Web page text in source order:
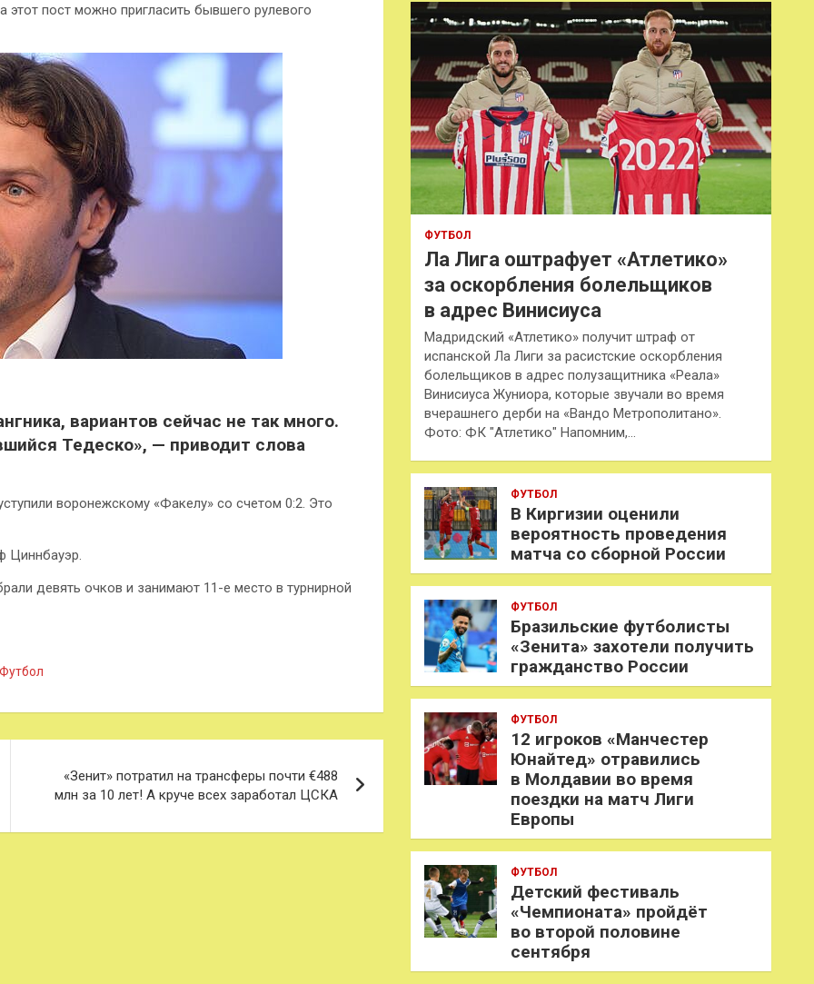
этот пост можно пригласить бывшего рулевого
вариантов сейчас не так много.
Тедеско», — приводит слова
воронежскому «Факелу» со счетом 0:2. Это
Циннбауэр.
девять очков и занимают 11-е место в турнирной
Футбол
«Зенит» потратил на трансферы почти €488
млн за 10 лет! А круче всех заработал ЦСКА
к
ФУТБОЛ
Ла Лига оштрафует «Атлетико»
за оскорбления болельщиков
в адрес Винисиуса
Мадридский «Атлетико» получит штраф от
испанской Ла Лиги за расистские оскорбления
болельщиков в адрес полузащитника «Реала»
Винисиуса Жуниора, которые звучали во время
вчерашнего дерби на «Вандо Метрополитано».
Фото: ФК "Атлетико" Напомним,…
ФУТБОЛ
В Киргизии оценили
вероятность проведения
матча со сборной России
ФУТБОЛ
Бразильские футболисты
«Зенита» захотели получить
гражданство России
ФУТБОЛ
12 игроков «Манчестер
Юнайтед» отравились
в Молдавии во время
поездки на матч Лиги
Европы
ФУТБОЛ
Детский фестиваль
«Чемпионата» пройдёт
во второй половине
сентября